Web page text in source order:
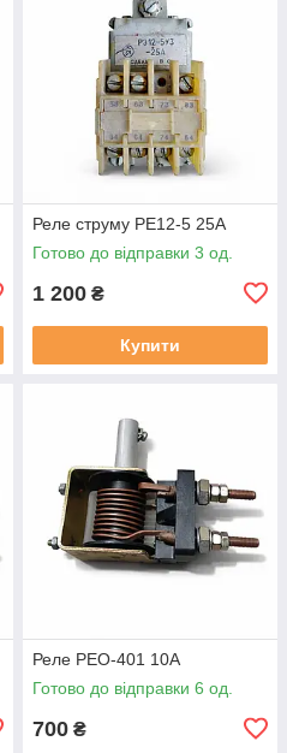
Реле струму РЕ12-5 25А
Готово до відправки 3 од.
1 200 ₴
Купити
Реле РЕО-401 10А
Готово до відправки 6 од.
700 ₴